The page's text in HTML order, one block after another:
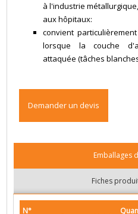
à l'industrie
aux hôpitaux:
convient
lorsque la couche
attaquée (tâches
Demander un devis
Emballages
Fiches
N°